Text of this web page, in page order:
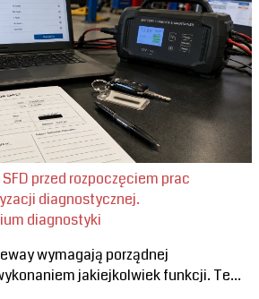
przed rozpoczęciem prac
diagnostycznej.
diagnostyki
wymagają porządnej
jakiejkolwiek funkcji. Te...